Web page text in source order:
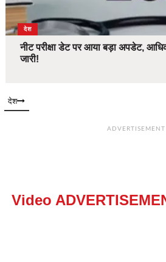
देश
नीट परीक्षा डेट पर आया बड़ा अपडेट,
जारी!
देश
ADVERTISEMENT
Video